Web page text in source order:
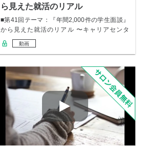
ら見えた就活のリアル
■第41回テーマ：『年間2,000件の学生面談』
から見えた就活のリアル 〜キャリアセンタ
ー…
動画